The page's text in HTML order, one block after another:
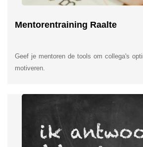
Mentorentraining Raalte
Geef je mentoren de tools om collega's
motiveren.